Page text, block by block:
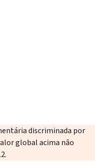
discriminada por
global acima não